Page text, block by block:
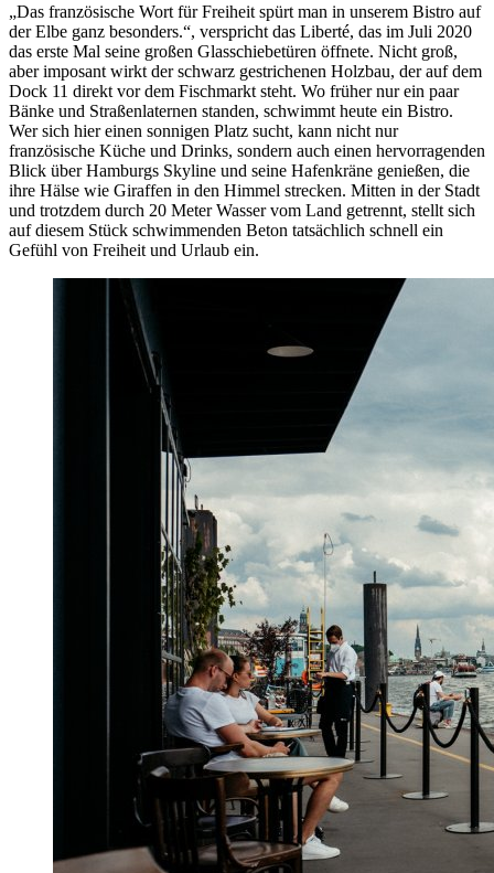
„Das französische Wort für Freiheit spürt man in unserem Bistro auf
der Elbe ganz besonders.“, verspricht das Liberté, das im Juli 2020
das erste Mal seine großen Glasschiebetüren öffnete. Nicht groß,
aber imposant wirkt der schwarz gestrichenen Holzbau, der auf dem
Dock 11 direkt vor dem Fischmarkt steht. Wo früher nur ein paar
Bänke und Straßenlaternen standen, schwimmt heute ein Bistro.
Wer sich hier einen sonnigen Platz sucht, kann nicht nur
französische Küche und Drinks, sondern auch einen hervorragenden
Blick über Hamburgs Skyline und seine Hafenkräne genießen, die
ihre Hälse wie Giraffen in den Himmel strecken. Mitten in der Stadt
und trotzdem durch 20 Meter Wasser vom Land getrennt, stellt sich
auf diesem Stück schwimmenden Beton tatsächlich schnell ein
Gefühl von Freiheit und Urlaub ein.